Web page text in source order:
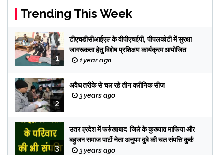
Trending This Week
1
टीएचडीसीआईएल के वीपीएचईपी, पीपलकोटी में सुरक्षा
जागरूकता हेतु विशेष प्रशिक्षण कार्यक्रम आयोजित
1 year ago
2
अवैध तरीके से चल रहे तीन क्लीनिक सीज
3 years ago
3
उतर प्रदेश में फर्रुखाबाद जिले के कुख्यात माफिया और
बहुजन समाज पार्टी नेता अनुपम दुबे की चल संपत्ति कुर्क
3 years ago